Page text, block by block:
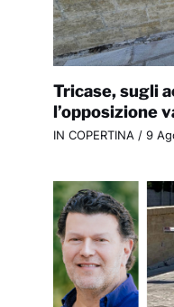
Tricase, sugli
l’opposizione
IN COPERTINA/ 9